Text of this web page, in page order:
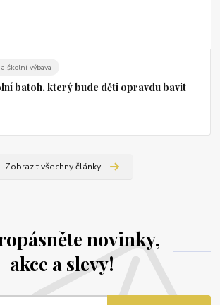
školní výbava
batoh, který bude děti opravdu bavit
Zobrazit všechny články
novinky,
akce a slevy!